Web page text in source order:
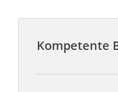
Kompetente